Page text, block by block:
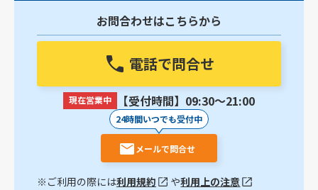
お問合わせはこちらから
電話で問合せ
現在営業中 【受付時間】09:30〜21:00
24時間いつでも受付中
メールで問合せ
※ご利用の際には利用規約 や利用上の注意